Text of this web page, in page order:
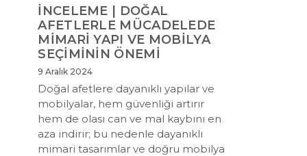
İNCELEME | DOĞAL
AFETLERLE MÜCADELEDE
MİMARİ YAPI VE MOBİLYA
SEÇİMİNİN ÖNEMİ
9 Aralık 2024
Doğal afetlere dayanıklı yapılar ve
mobilyalar, hem güvenliği artırır
hem de olası can ve mal kaybını en
aza indirir; bu nedenle dayanıklı
mimari tasarımlar ve doğru mobilya